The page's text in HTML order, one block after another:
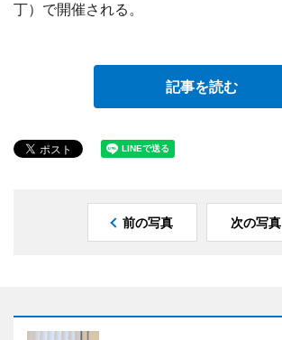
丁）で開催される。
記事を読む
前の写真 次の写真